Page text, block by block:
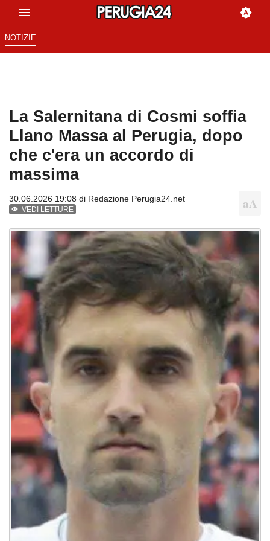
NOTIZIE
La Salernitana di Cosmi soffia
Llano Massa al Perugia, dopo
che c'era un accordo di
massima
30.06.2026 19:08 di Redazione Perugia24.net
VEDI LETTURE